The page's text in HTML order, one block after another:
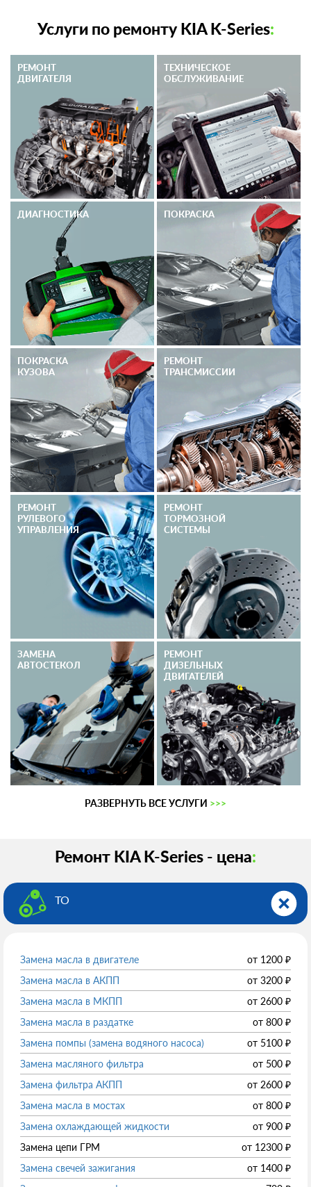
Услуги по ремонту KIA K-Series:
РЕМОНТ
ДВИГАТЕЛЯ
ТЕХНИЧЕСКОЕ
ОБСЛУЖИВАНИЕ
ДИАГНОСТИКА ПОКРАСКА
ПОКРАСКА
КУЗОВА
РЕМОНТ
ТРАНСМИССИИ
РЕМОНТ
РУЛЕВОГО
УПРАВЛЕНИЯ
РЕМОНТ
ТОРМОЗНОЙ
СИСТЕМЫ
ЗАМЕНА
АВТОСТЕКОЛ
РЕМОНТ
ДИЗЕЛЬНЫХ
ДВИГАТЕЛЕЙ
РАЗВЕРНУТЬ ВСЕ УСЛУГИ >>>
Ремонт KIA K-Series - цена:
ТО
Замена масла в двигателе от 1200 ₽
Замена масла в АКПП
от 3200 ₽
Замена масла в МКПП
от 2600 ₽
Замена масла в раздатке
от 800 ₽
Замена помпы (замена водяного насоса)
от 5100 ₽
Замена масляного фильтра
от 500 ₽
Замена фильтра АКПП
от 2600 ₽
Замена масла в мостах
от 800 ₽
Замена охлаждающей жидкости
от 900 ₽
Замена цепи ГРМ
от 12300 ₽
Замена свечей зажигания
от 1400 ₽